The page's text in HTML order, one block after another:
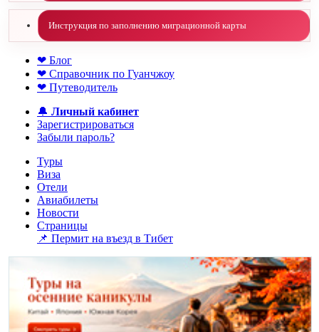
Инструкция по заполнению миграционной карты
❤ Блог
❤ Справочник по Гуанчжоу
❤ Путеводитель
🔔 Личный кабинет
Зарегистрироваться
Забыли пароль?
Туры
Виза
Отели
Авиабилеты
Новости
Страницы
📌 Пермит на въезд в Тибет